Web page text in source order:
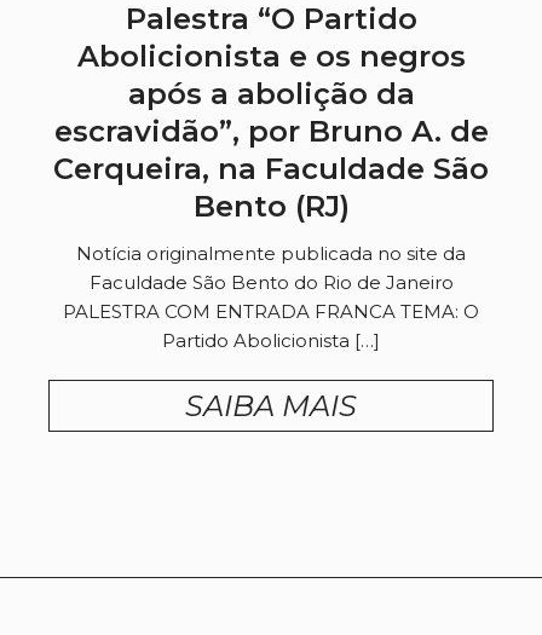
Palestra “O Partido
Abolicionista e os negros
após a abolição da
escravidão”, por Bruno A. de
Cerqueira, na Faculdade São
Bento (RJ)
Notícia originalmente publicada no site da
Faculdade São Bento do Rio de Janeiro
PALESTRA COM ENTRADA FRANCA TEMA: O
Partido Abolicionista […]
SAIBA MAIS